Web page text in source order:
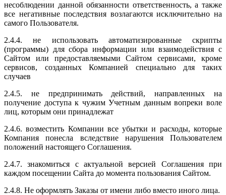
несоблюдении данной обязанности ответственность, а также
все негативные последствия возлагаются исключительно на
самого Пользователя.
2.4.4. не использовать автоматизированные скрипты
(программы) для сбора информации или взаимодействия с
Сайтом или предоставляемыми Сайтом сервисами, кроме
сервисов, созданных Компанией специально для таких
случаев
2.4.5. не предпринимать действий, направленных на
получение доступа к чужим Учетным данным вопреки воле
лиц, которым они принадлежат
2.4.6. возместить Компании все убытки и расходы, которые
Компания понесла вследствие нарушения Пользователем
положений настоящего Соглашения.
2.4.7. знакомиться с актуальной версией Соглашения при
каждом посещении Сайта до момента пользования Сайтом.
2.4.8. Не оформлять Заказы от имени либо вместо иного лица.